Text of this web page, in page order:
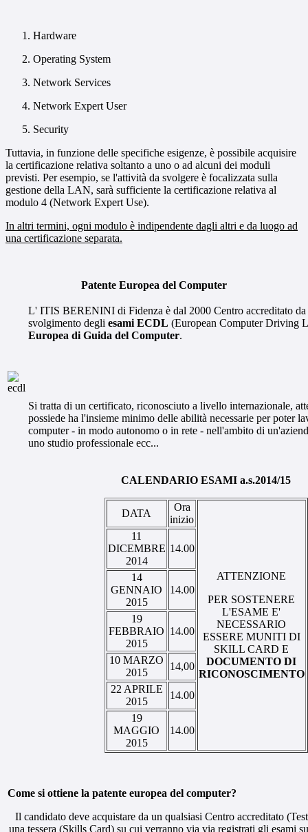
Hardware
Operating System
Network Services
Network Expert User
Security
Tuttavia, in funzione delle specifiche esigenze, è possibile acquisire
la certificazione relativa soltanto a uno o ad alcuni dei moduli
previsti. Per esempio, se l'attività da svolgere è focalizzata sulla
gestione della LAN, sarà sufficiente la certificazione relativa al
modulo 4 (Network Expert Use).
In altri termini, ogni modulo è indipendente dagli altri e da luogo ad
una certificazione separata.
Patente Europea del Computer
L' ITIS BERENINI di Fidenza è dal 2000 Centro accreditato
svolgimento degli esami ECDL (European Computer Driving
Europea di Guida del Computer.
Si tratta di un certificato, riconosciuto a livello internazionale,
possiede ha l'insieme minimo delle abilità necessarie per poter
computer - in modo autonomo o in rete - nell'ambito di
uno studio professionale ecc...
CALENDARIO ESAMI a.s.2014/15
DATA
Ora
inizio
ATTENZIONE
PER SOSTENERE
L'ESAME E'
NECESSARIO
ESSERE MUNITI DI
SKILL CARD E
DOCUMENTO DI
RICONOSCIMENTO
11
DICEMBRE
2014
14.00
14
GENNAIO
2015
14.00
19
FEBBRAIO
2015
14.00
10 MARZO
2015
14,00
22 APRILE
2015
14.00
19
MAGGIO
2015
14.00
Come si ottiene la patente europea del computer?
Il candidato deve acquistare da un qualsiasi Centro accreditato
una tessera (Skills Card) su cui verranno via via registrati gli esami